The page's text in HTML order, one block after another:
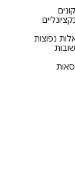
נפוצות